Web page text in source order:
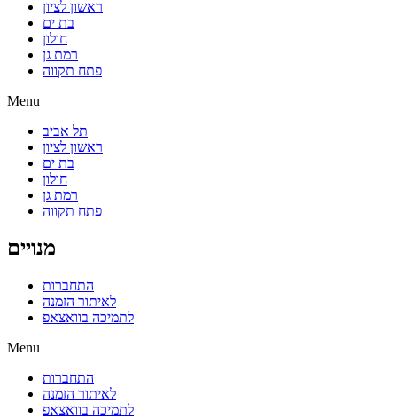
ראשון לציון
בת ים
חולון
רמת גן
פתח תקווה
Menu
תל אביב
ראשון לציון
בת ים
חולון
רמת גן
פתח תקווה
מנויים
התחברות
לאיתור הזמנה
לתמיכה בוואצאפ
Menu
התחברות
לאיתור הזמנה
לתמיכה בוואצאפ